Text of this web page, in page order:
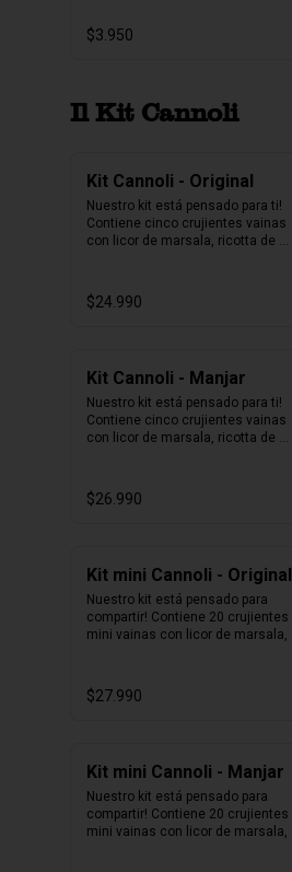
$3.950
Il Kit Cannoli
Kit Cannoli - Original
Nuestro kit está pensado para ti!
Contiene cinco crujientes vainas
con licor de marsala, ricotta de
confitada, marrasquino, pistacho y
una exquisita crema de pistacho.
$24.990
Kit Cannoli - Manjar
Nuestro kit está pensado para ti!
Contiene cinco crujientes vainas
con licor de marsala, ricotta de
pistacho, piel de naranja confitada,
marrasquino, pistacho y una
$26.990
Kit mini Cannoli - Original
Nuestro kit está pensado para
compartir! Contiene 20 crujientes
mini vainas con licor de marsala,
confitada, marrasquino, pistacho y
una exquisita crema de pistacho.
$27.990
Kit mini Cannoli - Manjar
Nuestro kit está pensado para
compartir! Contiene 20 crujientes
mini vainas con licor de marsala,